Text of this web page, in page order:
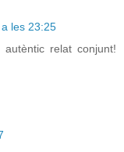
les 23:25
relat conjunt!